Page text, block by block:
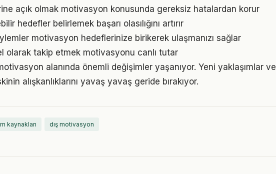
açık olmak motivasyon konusunda gereksiz hatalardan korur
hedefler belirlemek başarı olasılığını artırır
motivasyon hedeflerinize birikerek ulaşmanızı sağlar
olarak takip etmek motivasyonu canlı tutar
alanında önemli değişimler yaşanıyor. Yeni yaklaşımlar ve
alışkanlıklarını yavaş yavaş geride bırakıyor.
kaynakları dış motivasyon